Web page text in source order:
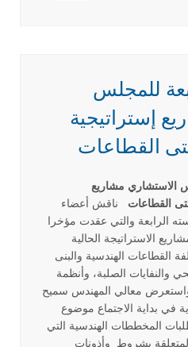
للمجلس
إستراتيجية
القطاعات
الاستشاري مشاريع
القطاعات
ناقش أعضاء
الرابعة والتي عقدت مؤخرا
الاستراتيجة الحالية
القطاعات الهندسية والبنى
والنفايات الصلبة، وأنظمة
واستعرض معالي المهندس سميح
في بداية الاجتماع موضوع
المخططات الهندسية التي
بشروط وأذونات